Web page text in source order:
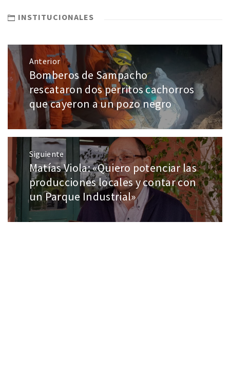
INSTITUCIONALES
Anterior
Bomberos de Sampacho
rescataron dos perritos cachorros
que cayeron a un pozo negro
Siguiente
Matías Viola: «Quiero potenciar las
producciones locales y contar con
un Parque Industrial»